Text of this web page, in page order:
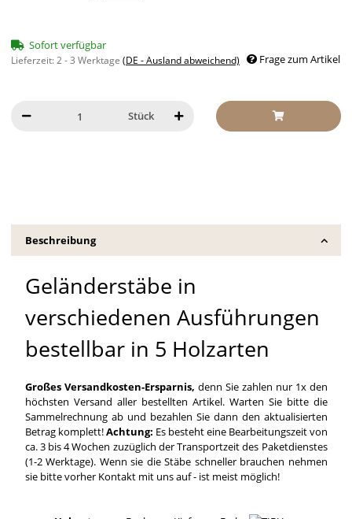
Sofort verfügbar
Lieferzeit:2 - 3 Werktage (DE - Ausland abweichend) Frage zum Artikel
Stück
Beschreibung
Geländerstäbe in
verschiedenen Ausführungen
bestellbar in 5 Holzarten
Großes Versandkosten-Ersparnis, denn Sie zahlen nur 1x den
höchsten Versand aller bestellten Artikel. Warten Sie bitte die
Sammelrechnung ab und bezahlen Sie dann den aktualisierten
Betrag komplett!Achtung: Es besteht eine Bearbeitungszeit von
ca. 3 bis 4 Wochen zuzüglich der Transportzeit des Paketdienstes
(1-2 Werktage). Wenn sie die Stäbe schneller brauchen nehmen
sie bitte vorher Kontakt mit uns auf - ist meist möglich!